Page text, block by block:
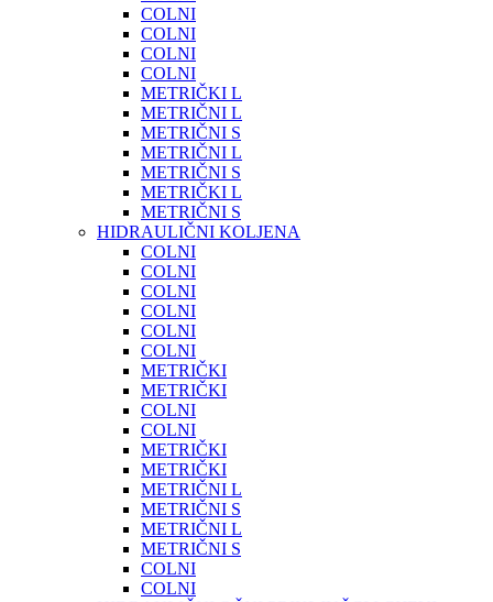
COLNI
COLNI
COLNI
COLNI
METRIČKI L
METRIČNI L
METRIČNI S
METRIČNI L
METRIČNI S
METRIČKI L
METRIČNI S
HIDRAULIČNI KOLJENA
COLNI
COLNI
COLNI
COLNI
COLNI
COLNI
METRIČKI
METRIČKI
COLNI
COLNI
METRIČKI
METRIČKI
METRIČNI L
METRIČNI S
METRIČNI L
METRIČNI S
COLNI
COLNI